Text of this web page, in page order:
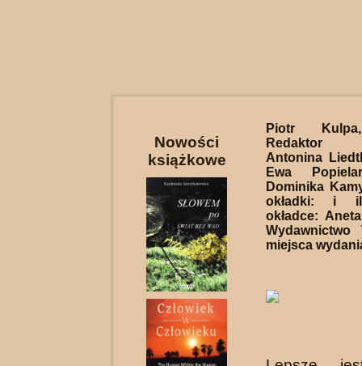
Nowości
książkowe
Piotr
Redaktor
Antonina
Ewa
Dominika
okładki: i
okładce:
Wydawnictwo
miejsca